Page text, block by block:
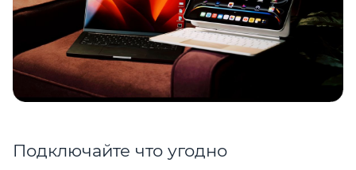
Подключайте что угодно